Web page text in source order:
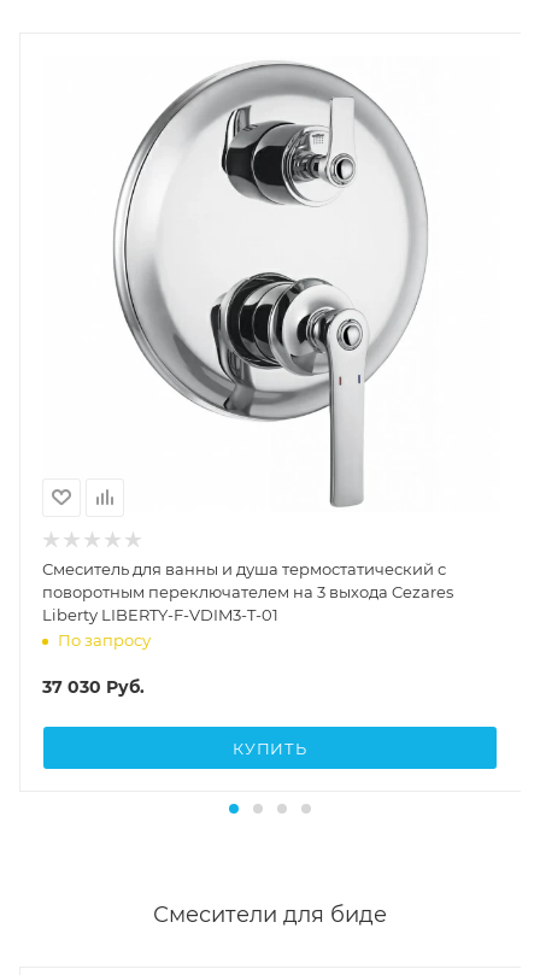
Смеситель для ванны и душа термостатический с
поворотным переключателем на 3 выхода Cezares
Liberty LIBERTY-F-VDIM3-T-01
По запросу
37 030 Руб.
КУПИТЬ
Смесители для биде